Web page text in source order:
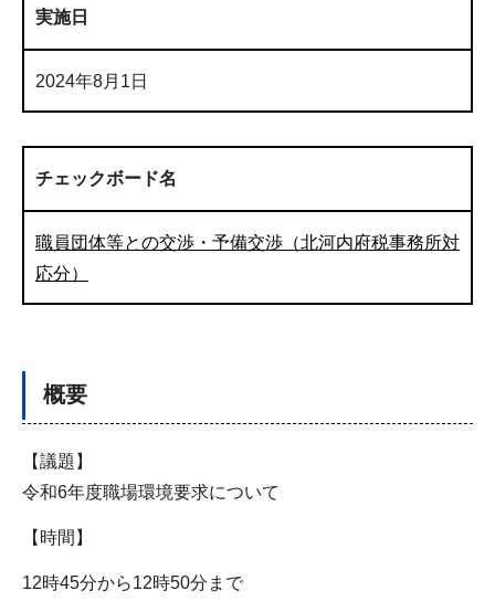
実施日
2024年8月1日
チェックボード名
職員団体等との交渉・予備交渉（北河内府税事務所対
応分）
概要
【議題】
令和6年度職場環境要求について
【時間】
12時45分から12時50分まで